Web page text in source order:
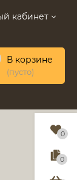
кабинет
В корзине
(пусто)
0
0